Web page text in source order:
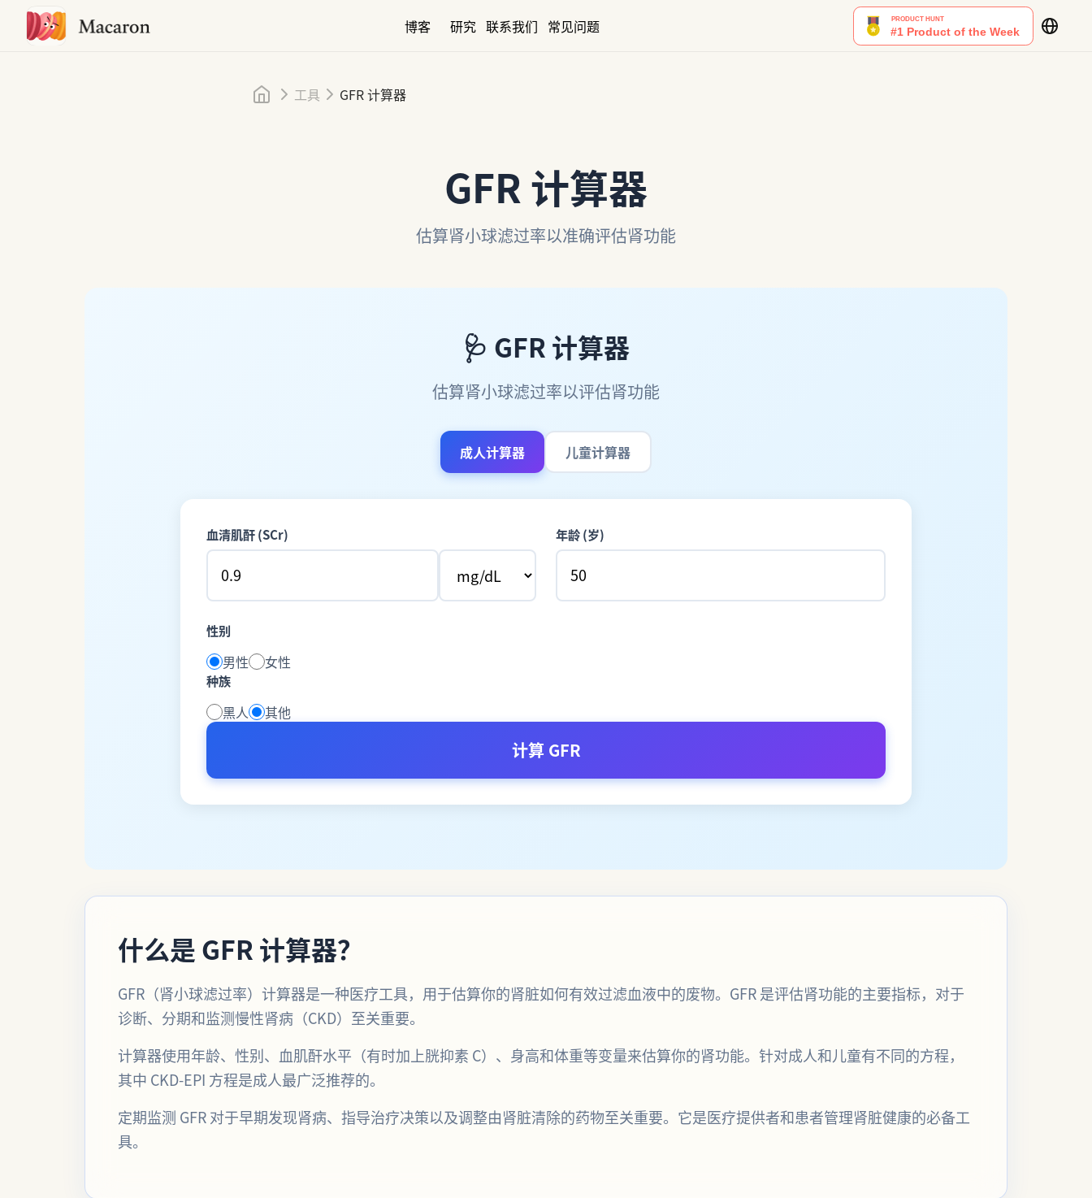
博客 研究 联系我们 常见问题
首页工具 GFR 计算器
GFR 计算器
估算肾小球滤过率以准确评估肾功能
🩺 GFR 计算器
估算肾小球滤过率以评估肾功能
成人计算器 儿童计算器
血清肌酐 (SCr) 年龄 (岁)
性别
男性 女性
种族
黑人 其他
计算 GFR
什么是 GFR 计算器？
GFR（肾小球滤过率）计算器是一种医疗工具，用于估算你的肾脏如何有效过滤血液中的废物。GFR 是评估肾功能的主要指标，对于
诊断、分期和监测慢性肾病（CKD）至关重要。
计算器使用年龄、性别、血肌酐水平（有时加上胱抑素 C）、身高和体重等变量来估算你的肾功能。针对成人和儿童有不同的方程，
其中 CKD-EPI 方程是成人最广泛推荐的。
定期监测 GFR 对于早期发现肾病、指导治疗决策以及调整由肾脏清除的药物至关重要。它是医疗提供者和患者管理肾脏健康的必备工
具。